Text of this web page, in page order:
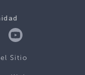
Sitio